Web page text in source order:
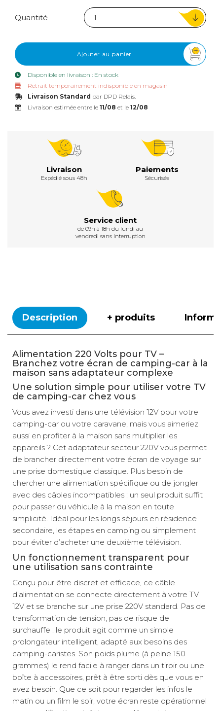
Quantité
Ajouter au panier
Disponible en livraison : En stock
Retrait temporairement indisponible en magasin
Livraison Standard par DPD Relais.
Livraison estimée entre le 11/08 et le 12/08
Livraison
Expédié sous 48h
Paiements
Sécurisés
Service client
de 09h à 18h du lundi au
vendredi sans interruption
Description + produits
Alimentation 220 Volts pour TV –
Branchez votre écran de camping-car à la
maison sans adaptateur complexe
Une solution simple pour utiliser votre TV
de camping-car chez vous
Vous avez investi dans une télévision 12V pour votre
camping-car ou votre caravane, mais vous aimeriez
aussi en profiter à la maison sans multiplier les
appareils ? Cet adaptateur secteur 220V vous permet
de brancher directement votre écran de voyage sur
une prise domestique classique. Plus besoin de
chercher une alimentation spécifique ou de jongler
avec des câbles incompatibles : un seul produit suffit
pour passer du véhicule à la maison en toute
simplicité. Idéal pour les longs séjours en résidence
secondaire, les étapes en camping ou simplement
pour éviter d’acheter une deuxième télévision.
Un fonctionnement transparent pour
une utilisation sans contrainte
Conçu pour être discret et efficace, ce câble
d’alimentation se connecte directement à votre TV
12V et se branche sur une prise 220V standard. Pas de
transformation de tension, pas de risque de
surchauffe : le produit agit comme un simple
prolongateur intelligent, adapté aux besoins des
camping-caristes. Son poids plume (à peine 150
grammes) le rend facile à ranger dans un tiroir ou une
boîte à accessoires, prêt à être sorti dès que vous en
avez besoin. Que ce soit pour regarder les infos le
matin ou un film le soir, votre écran reste opérationnel